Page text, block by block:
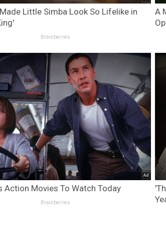
Little Simba Look So Lifelike in
Brainberries
A
Action Movies To Watch Today
Brainberries